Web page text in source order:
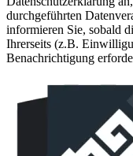
durchgeführten
informieren Sie, sobald
Ihrerseits (z.B.
Benachrichtigung